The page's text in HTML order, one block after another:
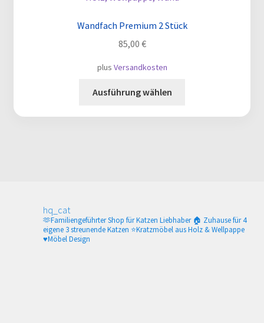
können
Wandfach Premium 2 Stück
85,00 €
plus Versandkosten
Ausführung wählen
weist
auf
der
hq_cat
🫶Familiengeführter Shop für Katzen Liebhaber 🏠 Zuhause für 4
eigene 3 streunende Katzen ⭐️Kratzmöbel aus Holz & Wellpappe
♥️Möbel Design